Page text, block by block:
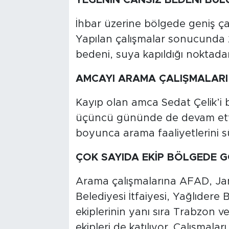
İhbar üzerine bölgede geniş
Yapılan çalışmalar sonucunda
bedeni, suya kapıldığı
AMCAYI ARAMA ÇALIŞMALARI
Kayıp olan amca Sedat Çelik’i
üçüncü gününde de devam
boyunca arama faaliyetlerini
ÇOK SAYIDA EKİP BÖLGEDE
Arama çalışmalarına AFAD,
Belediyesi İtfaiyesi, Yağlıdere
ekiplerinin yanı sıra Trabzon